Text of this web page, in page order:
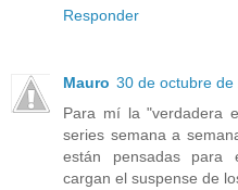
Responder
Mauro 30 de octubre
Para mí la "verdadera
series semana a
están pensadas para
cargan el suspense de